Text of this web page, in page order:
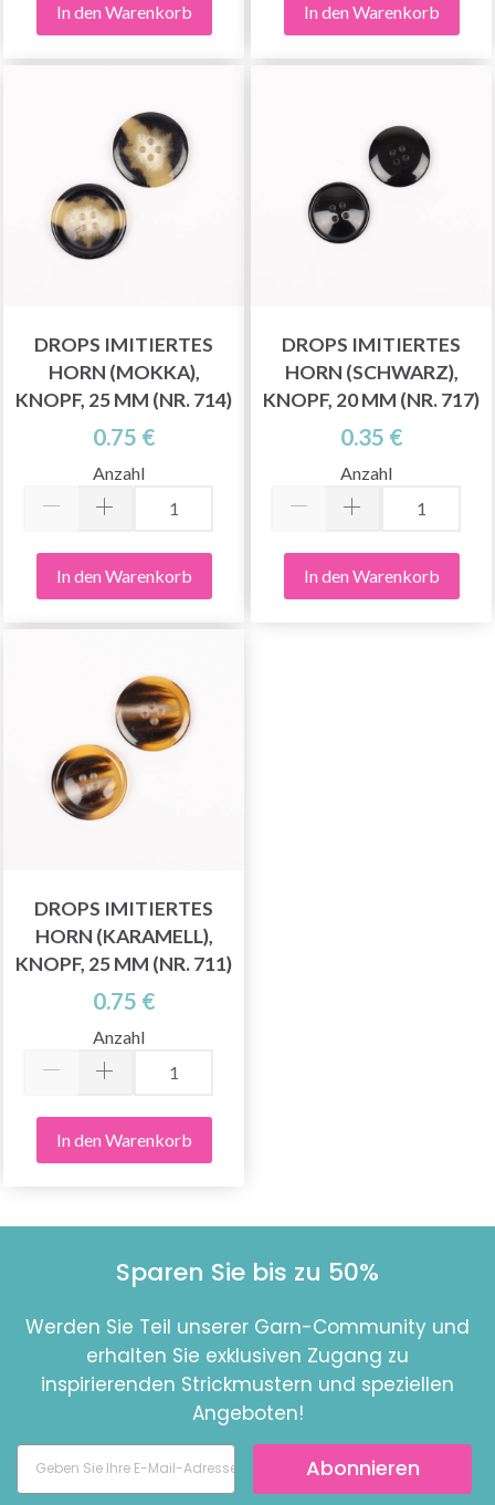
In den Warenkorb In den Warenkorb
DROPS IMITIERTES
HORN (MOKKA),
KNOPF, 25 MM (NR. 714)
0.75 €
Anzahl
In den Warenkorb
DROPS IMITIERTES
HORN (SCHWARZ),
KNOPF, 20 MM (NR. 717)
0.35 €
Anzahl
In den Warenkorb
DROPS IMITIERTES
HORN (KARAMELL),
KNOPF, 25 MM (NR. 711)
0.75 €
Anzahl
In den Warenkorb
Sparen Sie bis zu 50%
Werden Sie Teil unserer Garn-Community und
erhalten Sie exklusiven Zugang zu
inspirierenden Strickmustern und speziellen
Angeboten!
Abonnieren